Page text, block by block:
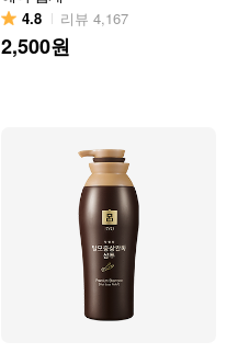
4.8 리뷰 4,167
2,500원